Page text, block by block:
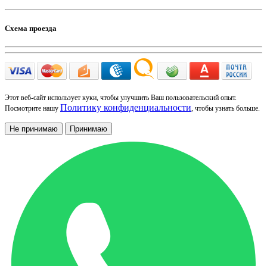
Схема проезда
Этот веб-сайт использует куки, чтобы улучшить Ваш пользовательский опыт.
Посмотрите нашу Политику конфиденциальности, чтобы узнать больше.
Не принимаю Принимаю